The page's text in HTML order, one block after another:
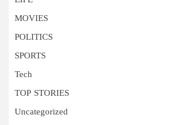
MOVIES
POLITICS
SPORTS
Tech
TOP STORIES
Uncategorized